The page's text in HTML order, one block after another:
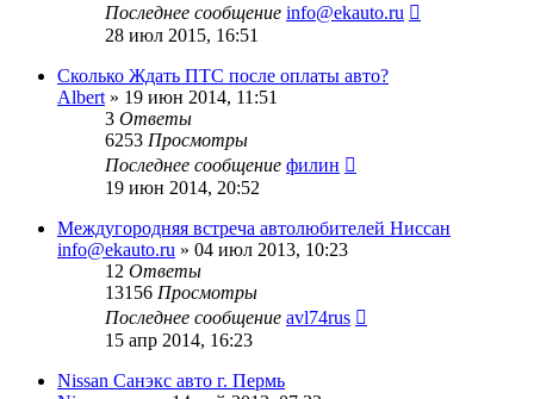
Последнее сообщение info@ekauto.ru
28 июл 2015, 16:51
Сколько Ждать ПТС после оплаты авто?
Albert » 19 июн 2014, 11:51
3 Ответы
6253 Просмотры
Последнее сообщение филин
19 июн 2014, 20:52
Междугородняя встреча автолюбителей Ниссан
info@ekauto.ru » 04 июл 2013, 10:23
12 Ответы
13156 Просмотры
Последнее сообщение avl74rus
15 апр 2014, 16:23
Nissan Санэкс авто г. Пермь